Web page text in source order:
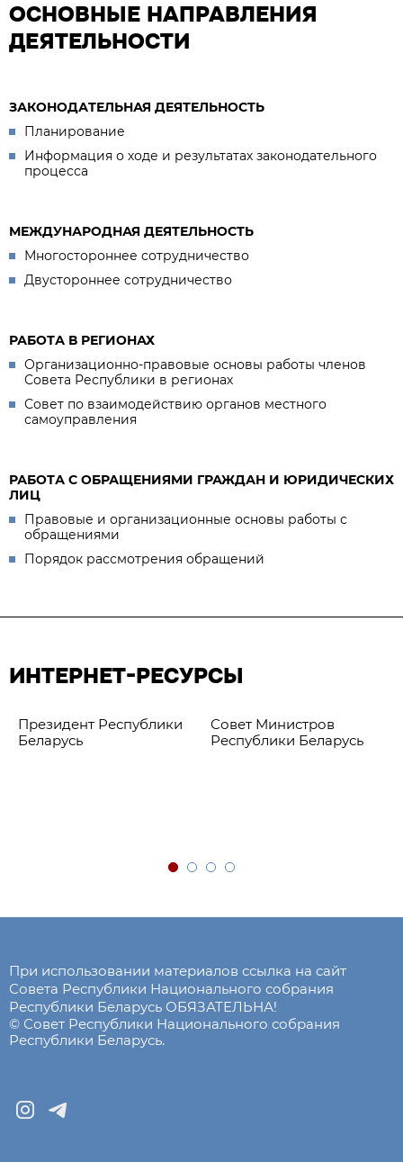
ОСНОВНЫЕ НАПРАВЛЕНИЯ
ДЕЯТЕЛЬНОСТИ
ЗАКОНОДАТЕЛЬНАЯ ДЕЯТЕЛЬНОСТЬ
Планирование
Информация о ходе и результатах законодательного
процесса
МЕЖДУНАРОДНАЯ ДЕЯТЕЛЬНОСТЬ
Многостороннее сотрудничество
Двустороннее сотрудничество
РАБОТА В РЕГИОНАХ
Организационно-правовые основы работы членов
Совета Республики в регионах
Совет по взаимодействию органов местного
самоуправления
РАБОТА С ОБРАЩЕНИЯМИ ГРАЖДАН И ЮРИДИЧЕСКИХ
ЛИЦ
Правовые и организационные основы работы с
обращениями
Порядок рассмотрения обращений
ИНТЕРНЕТ-РЕСУРСЫ
Президент Республики
Беларусь
Совет Министров
Республики Беларусь
При использовании материалов ссылка на сайт
Совета Республики Национального собрания
Республики Беларусь ОБЯЗАТЕЛЬНА!
© Совет Республики Национального собрания
Республики Беларусь.